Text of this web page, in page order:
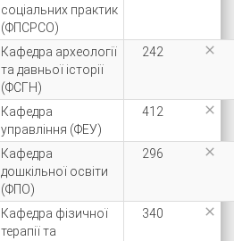
соціальних практик
(ФПСРСО)
Кафедра археології
та давньої історії
(ФСГН)
242 
Кафедра
управління (ФЕУ)
412 
Кафедра
дошкільної освіти
(ФПО)
296 
Кафедра фізичної
терапії та
340 